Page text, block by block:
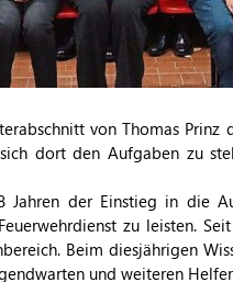
von Thomas
dort den Aufgaben zu
der Einstieg in die
zu leisten.
Beim diesjährigen
und weiteren